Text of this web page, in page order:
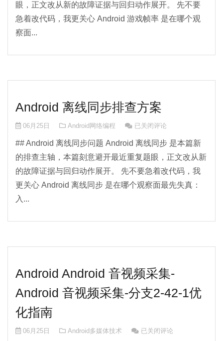
眼，正文改从新的故障证据与回归动作展开。 先不要
急着改代码，我更关心 Android 游戏帧率 是在哪个观
察面...
Android 离线同步排查方案
06月25日 Android网络编程 Android 离线同步排查方案
已关闭评论
## Android 离线同步问题 Android 离线同步 是本篇新
的排查主轴，本篇刻意避开最近重复题眼，正文改从新
的故障证据与回归动作展开。 先不要急着改代码，我
更关心 Android 离线同步 是在哪个观察面最先失真：
入...
Android Android 音视频采集-
Android 音视频采集-分支2-42-1优
化指南
06月25日 Android多媒体技术 Android Android 音视频采
已关闭评论